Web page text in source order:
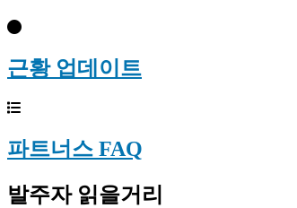
근황 업데이트
파트너스 FAQ
발주자 읽을거리